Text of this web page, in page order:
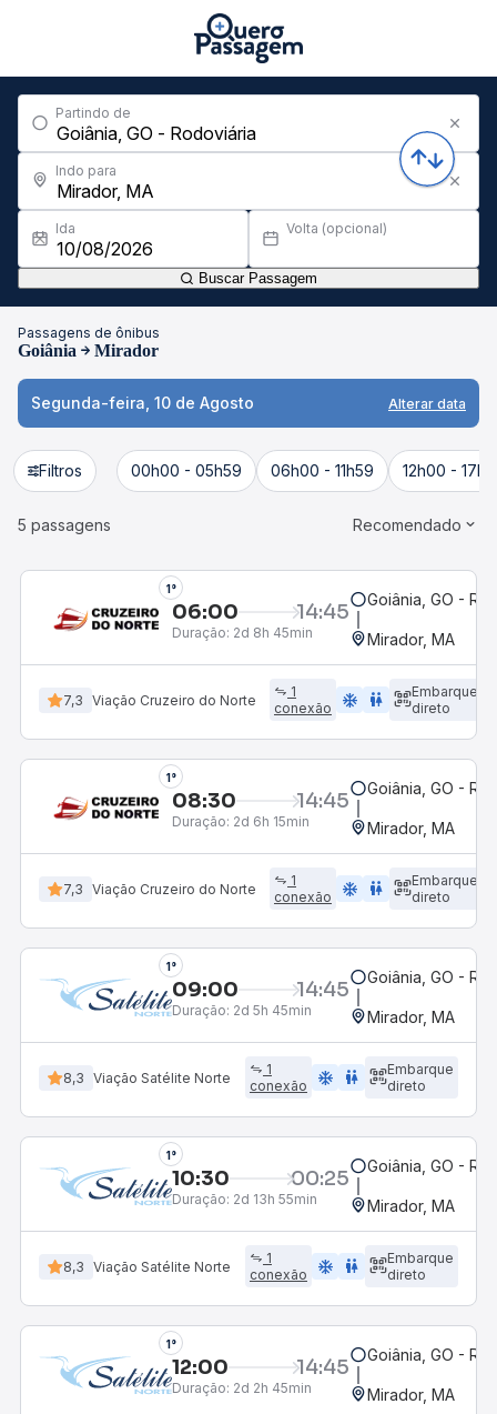
Partindo de
Indo para
Ida Volta (opcional)
Buscar Passagem
Passagens de ônibus
Goiânia Mirador
Segunda-feira, 10 de Agosto Alterar data
Filtros 00h00 - 05h59 06h00 - 11h59 12h00 -
5 passagens Recomendado
1°
06:00 14:45
Duração: 2d 8h 45min
Goiânia, GO -
Mirador, MA
7,3 Viação Cruzeiro do Norte
1
conexão
ac_unit wc
Embarque
direto
1°
08:30 14:45
Duração: 2d 6h 15min
Goiânia, GO -
Mirador, MA
7,3 Viação Cruzeiro do Norte
1
conexão
ac_unit wc
Embarque
direto
1°
09:00 14:45
Duração: 2d 5h 45min
Goiânia, GO -
Mirador, MA
8,3 Viação Satélite Norte
1
conexão
ac_unit wc
Embarque
direto
1°
10:30 00:25
Duração: 2d 13h 55min
Goiânia, GO -
Mirador, MA
8,3 Viação Satélite Norte
1
conexão
ac_unit wc
Embarque
direto
1°
12:00 14:45
Duração: 2d 2h 45min
Goiânia, GO -
Mirador, MA